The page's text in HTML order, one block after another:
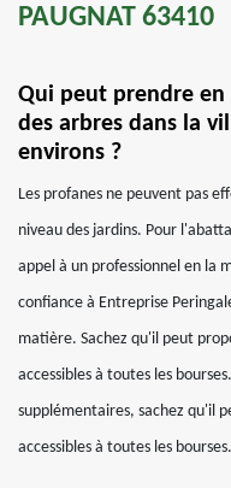
PAUGNAT 63410
Qui peut prendre
des arbres dans la
environs ?
Les profanes ne peuvent pas
niveau des jardins. Pour
appel à un professionnel en la
confiance à Entreprise
matière. Sachez qu'il peut
accessibles à toutes les
supplémentaires, sachez qu'il
accessibles à toutes les bourses.